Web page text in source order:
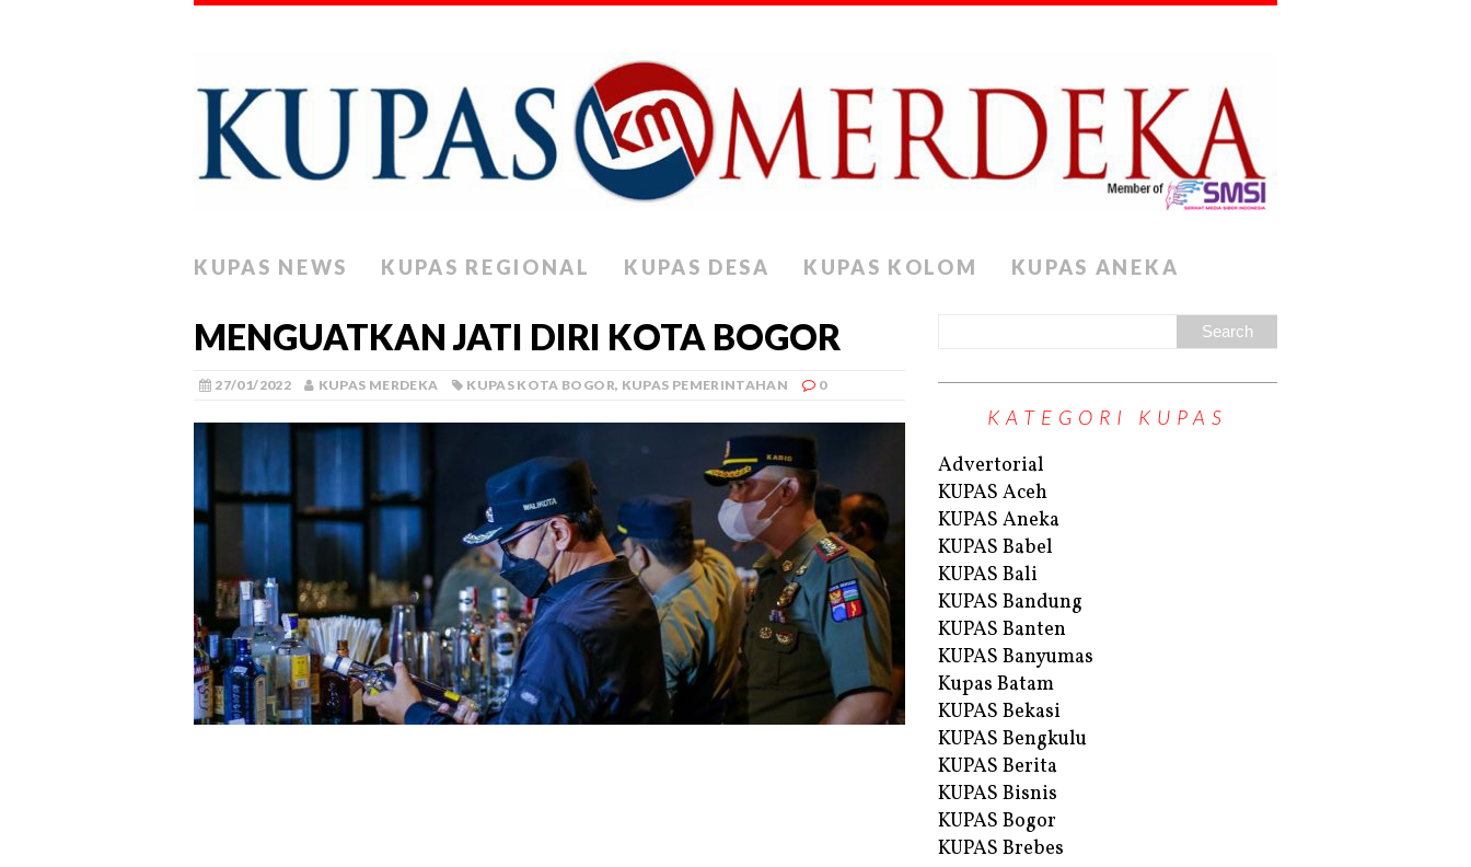
KUPAS NEWS KUPAS REGIONAL KUPAS DESA KUPAS KOLOM KUPAS ANEKA
MENGUATKAN JATI DIRI KOTA BOGOR
27/01/2022 KUPAS MERDEKA KUPAS KOTA BOGOR, KUPAS PEMERINTAHAN 0
KATEGORI KUPAS
Advertorial
KUPAS Aceh
KUPAS Aneka
KUPAS Babel
KUPAS Bali
KUPAS Bandung
KUPAS Banten
KUPAS Banyumas
Kupas Batam
KUPAS Bekasi
KUPAS Bengkulu
KUPAS Berita
KUPAS Bisnis
KUPAS Bogor
KUPAS Brebes